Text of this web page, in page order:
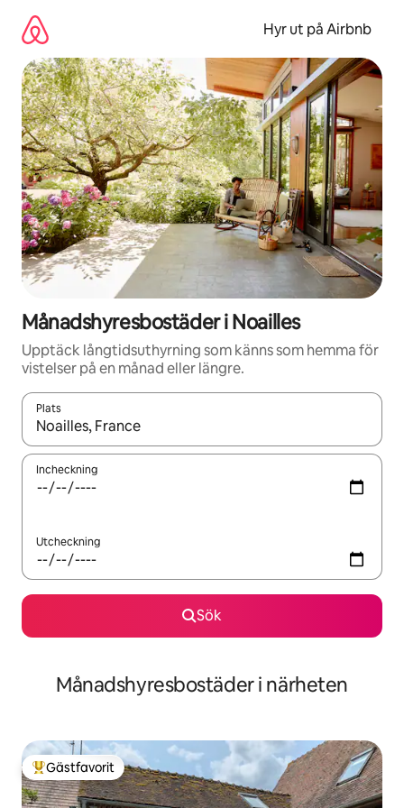
innehåll
Hyr ut på Airbnb
Månadshyresbostäder i Noailles
Upptäck långtidsuthyrning som känns som hemma för
vistelser på en månad eller längre.
Plats
När resultaten är tillgängliga kan du navigera med upp- och
Incheckning
Utcheckning
Sök
Månadshyresbostäder i närheten
Populär gästfavorit
Gästfavorit